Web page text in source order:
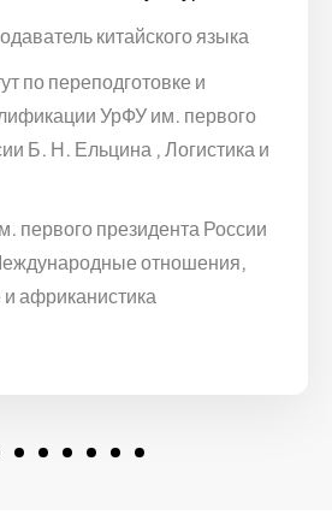
китайского языка
по переподготовке и
УрФУ им. первого
Б. Н. Ельцина , Логистика и
первого президента России
отношения,
африканистика